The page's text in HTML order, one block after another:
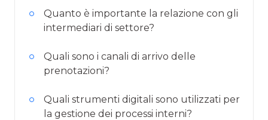
Quanto è importante la relazione con gli
intermediari di settore?
Quali sono i canali di arrivo delle
prenotazioni?
Quali strumenti digitali sono utilizzati per
la gestione dei processi interni?